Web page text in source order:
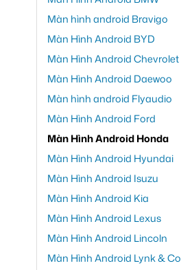
Màn hình android Bravigo
Màn Hình Android BYD
Màn Hình Android Chevrolet
Màn Hình Android Daewoo
Màn hình android Flyaudio
Màn Hình Android Ford
Màn Hình Android Honda
Màn Hình Android Hyundai
Màn Hình Android Isuzu
Màn Hình Android Kia
Màn Hình Android Lexus
Màn Hình Android Lincoln
Màn Hình Android Lynk & Co